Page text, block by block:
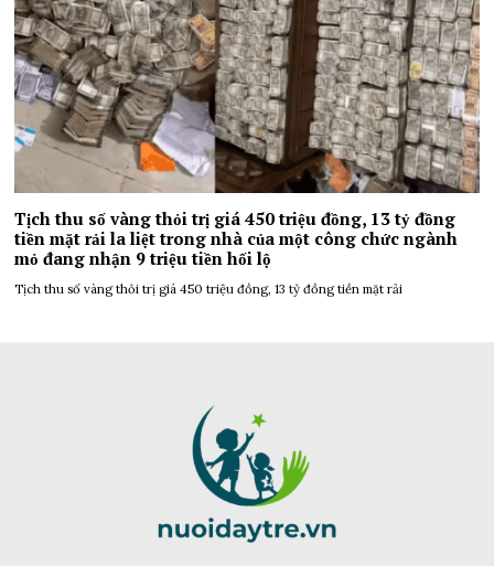
Tịch thu số vàng thỏi trị giá 450 triệu đồng, 13 tỷ đồng
tiền mặt rải la liệt trong nhà của một công chức ngành
mỏ đang nhận 9 triệu tiền hối lộ
Tịch thu số vàng thỏi trị giá 450 triệu đồng, 13 tỷ đồng tiền mặt rải